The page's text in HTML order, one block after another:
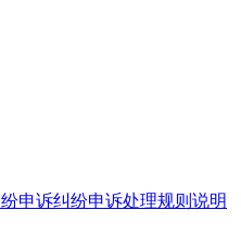
申诉纠纷申诉处理规则说明